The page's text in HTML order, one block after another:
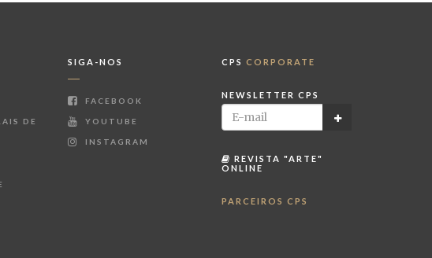
DE
SIGA-NOS
FACEBOOK
YOUTUBE
INSTAGRAM
CPS CORPORATE
NEWSLETTER CPS
REVISTA "ARTE"
ONLINE
PARCEIROS CPS